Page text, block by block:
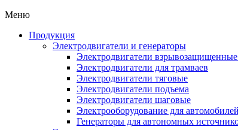
Меню
Продукция
Электродвигатели и генераторы
Электродвигатели
Электродвигатели для трамваев
Электродвигатели тяговые
Электродвигатели подъема
Электродвигатели шаговые
Электрооборудование для автомобилей
Генераторы для автономных